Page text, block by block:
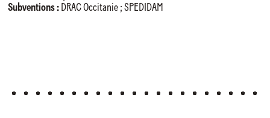
Subventions : DRAC Occitanie ; SPEDIDAM